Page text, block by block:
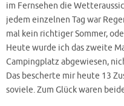
im Fernsehen die
jedem einzelnen Tag war
mal kein richtiger Sommer,
Heute wurde ich das zweite
Campingplatz abgewiesen,
Das bescherte mir heute 13
soviele. Zum Glück waren